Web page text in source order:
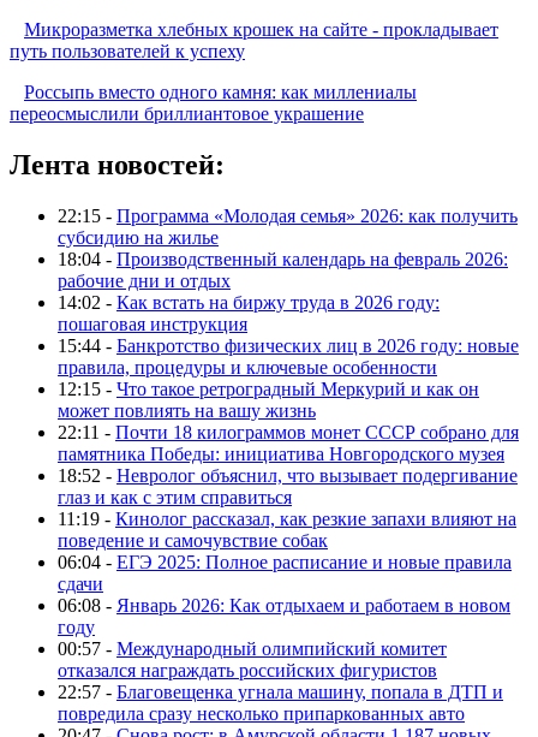
Микроразметка хлебных крошек на сайте - прокладывает
путь пользователей к успеху
Россыпь вместо одного камня: как миллениалы
переосмыслили бриллиантовое украшение
Лента новостей:
22:15 - Программа «Молодая семья» 2026: как получить
субсидию на жилье
18:04 - Производственный календарь на февраль 2026:
рабочие дни и отдых
14:02 - Как встать на биржу труда в 2026 году:
пошаговая инструкция
15:44 - Банкротство физических лиц в 2026 году: новые
правила, процедуры и ключевые особенности
12:15 - Что такое ретроградный Меркурий и как он
может повлиять на вашу жизнь
22:11 - Почти 18 килограммов монет СССР собрано для
памятника Победы: инициатива Новгородского музея
18:52 - Невролог объяснил, что вызывает подергивание
глаз и как с этим справиться
11:19 - Кинолог рассказал, как резкие запахи влияют на
поведение и самочувствие собак
06:04 - ЕГЭ 2025: Полное расписание и новые правила
сдачи
06:08 - Январь 2026: Как отдыхаем и работаем в новом
году
00:57 - Международный олимпийский комитет
отказался награждать российских фигуристов
22:57 - Благовещенка угнала машину, попала в ДТП и
повредила сразу несколько припаркованных авто